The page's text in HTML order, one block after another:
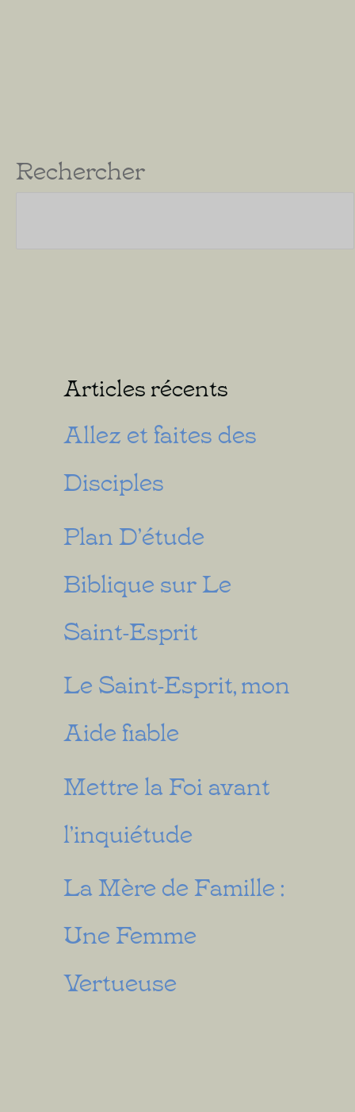
Rechercher
Articles récents
Allez et faites des
Disciples
Plan D’étude
Biblique sur Le
Saint-Esprit
Le Saint-Esprit, mon
Aide fiable
Mettre la Foi avant
l’inquiétude
La Mère de Famille :
Une Femme
Vertueuse